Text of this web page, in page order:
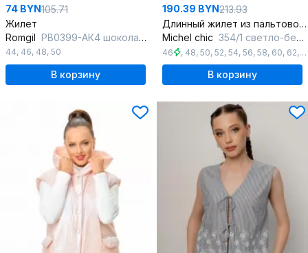
74 BYN105.71
Жилет
Romgil РВ0399-АК4 шоколадный
44, 46, 48, 50
В корзину
190.39 BYN213.93
Длинный жилет из пальтовой ткани с разрезами
Michel chic 354/1 светло-бежевый
46 , 48, 50, 52, 54, 56, 58, 60, 62,
В корзину